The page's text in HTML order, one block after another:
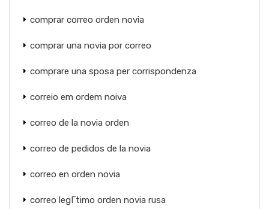
comprar correo orden novia
comprar una novia por correo
comprare una sposa per corrispondenza
correio em ordem noiva
correo de la novia orden
correo de pedidos de la novia
correo en orden novia
correo legГ­timo orden novia rusa